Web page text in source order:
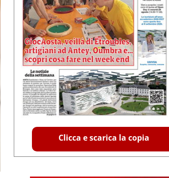
Clicca e scarica la copia